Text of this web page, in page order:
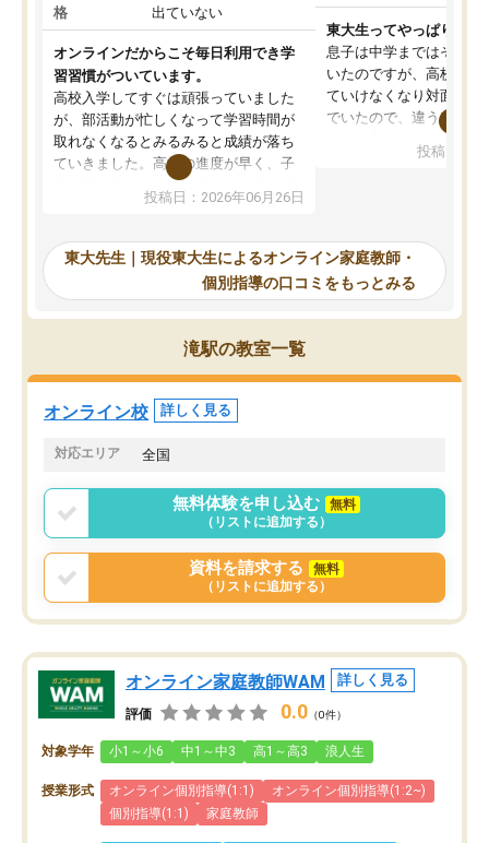
格
出ていない
オンラインだからこそ毎日利用でき学
習習慣がついています。
高校入学してすぐは頑張っていました
が、部活動が忙しくなって学習時間が
取れなくなるとみるみると成績が落ち
ていきました。高校の進度が早く、子
供も家に帰って勉強の話すると嫌な反
応を示します。東大先生にお願いして
れるので、親としても安心です。毎日
使える自習室とかもあり、わからない
ところがあれば先生が回答してくれる
のも重宝しています。
投稿日：2026年06月26日
東大生ってやっぱりすご
息子は中学まではそこそ
いたのですが、高校に入
ていけなくなり対面の塾
でいたので、違うアプロ
で、当初は模試でD判定
自習室が毎日使えていつ
るのが心強かったよう
謝です。
投稿日：
東大先生｜現役東大生によるオンライン家庭教師・
個別指導の口コミをもっとみる
滝駅の教室一覧
オンライン校 詳しく見る
対応エリア 全国
無料体験を申し込む
無料
（リストに追加する）
資料を請求する
無料
（リストに追加する）
オンライン家庭教師WAM 詳しく見る
評価 0.0 （0件）
対象学年 小1～小6 中1～中3 高1～高3 浪人生
授業形式 オンライン個別指導(1:1)
オンライン個別指導(1:2~)
個別指導(1:1)
家庭教師